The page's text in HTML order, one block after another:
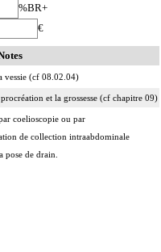
%BR+
€
vessie (cf 08.02.04)
et la grossesse (cf chapitre 09)
coelioscopie ou par
de collection intraabdominale
pose de drain.
abord direct incluent l'évacuation de
péritonéale et/ou la pose de